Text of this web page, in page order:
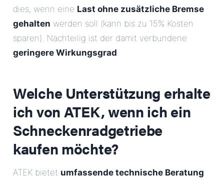
dies, wenn eine Last ohne zusätzliche Bremse
gehalten werden soll (kann bis zu 15% Kosten
sparen). Nachteilig ist der damit verbundene
geringere Wirkungsgrad.
Welche Unterstützung erhalte
ich von ATEK, wenn ich ein
Schneckenradgetriebe
kaufen möchte?
ATEK bietet umfassende technische Beratung